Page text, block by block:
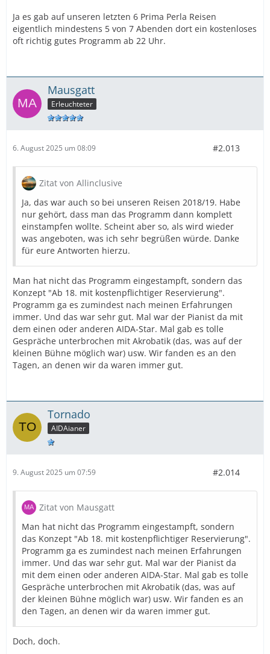
Ja es gab auf unseren letzten 6 Prima Perla Reisen
eigentlich mindestens 5 von 7 Abenden dort ein kostenloses
oft richtig gutes Programm ab 22 Uhr.
Mausgatt
Erleuchteter
6. August 2025 um 08:09 #2.013
Zitat von Allinclusive
Ja, das war auch so bei unseren Reisen 2018/19. Habe
nur gehört, dass man das Programm dann komplett
einstampfen wollte. Scheint aber so, als wird wieder
was angeboten, was ich sehr begrüßen würde. Danke
für eure Antworten hierzu.
Man hat nicht das Programm eingestampft, sondern das
Konzept "Ab 18. mit kostenpflichtiger Reservierung".
Programm ga es zumindest nach meinen Erfahrungen
immer. Und das war sehr gut. Mal war der Pianist da mit
dem einen oder anderen AIDA-Star. Mal gab es tolle
Gespräche unterbrochen mit Akrobatik (das, was auf der
kleinen Bühne möglich war) usw. Wir fanden es an den
Tagen, an denen wir da waren immer gut.
Tornado
AIDAianer
9. August 2025 um 07:59 #2.014
Zitat von Mausgatt
Man hat nicht das Programm eingestampft, sondern
das Konzept "Ab 18. mit kostenpflichtiger Reservierung".
Programm ga es zumindest nach meinen Erfahrungen
immer. Und das war sehr gut. Mal war der Pianist da
mit dem einen oder anderen AIDA-Star. Mal gab es tolle
Gespräche unterbrochen mit Akrobatik (das, was auf
der kleinen Bühne möglich war) usw. Wir fanden es an
den Tagen, an denen wir da waren immer gut.
Doch, doch.